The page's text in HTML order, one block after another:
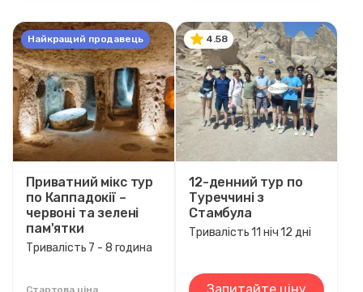
Найкращий продавець
Приватний мікс тур
по Каппадокії –
червоні та зелені
пам'ятки
Тривалість 7 - 8 година
Стартова ціна
4.58
12-денний тур по
Туреччині з
Стамбула
Тривалість 11 ніч 12 дні
Запитайте ціну